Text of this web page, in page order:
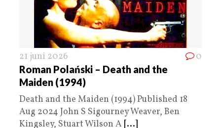
21 juni 2026 0
Roman Polański – Death and the
Maiden (1994)
Death and the Maiden (1994) Published 18
Aug 2024 John S Sigourney Weaver, Ben
Kingsley, Stuart Wilson A [...]